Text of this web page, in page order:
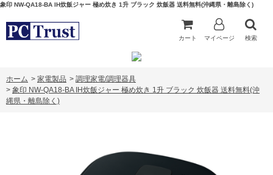
象印 NW-QA18-BA IH炊飯ジャー 極め炊き 1升 ブラック 炊飯器 送料無料(沖縄県・離島除く)
カート マイページ 検索
ホーム > 家電製品 > 調理家電/調理器具
> 象印 NW-QA18-BA IH炊飯ジャー 極め炊き 1升 ブラック 炊飯器 送料無料(沖
縄県・離島除く)